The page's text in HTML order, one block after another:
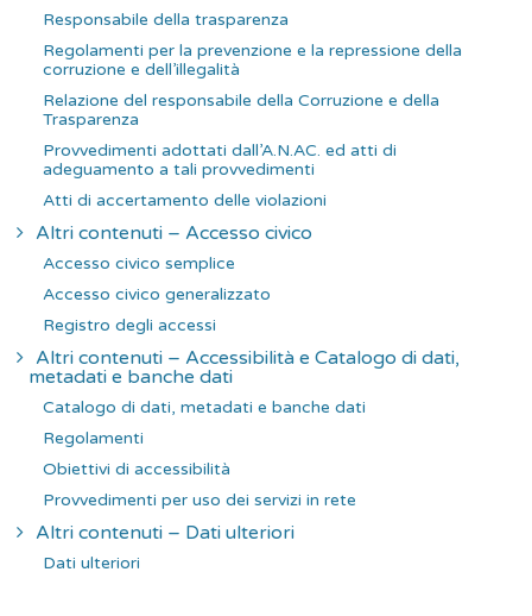
Responsabile della trasparenza
Regolamenti per la prevenzione e la repressione della
corruzione e dell’illegalità
Relazione del responsabile della Corruzione e della
Trasparenza
Provvedimenti adottati dall’A.N.AC. ed atti di
adeguamento a tali provvedimenti
Atti di accertamento delle violazioni
Altri contenuti – Accesso civico
Accesso civico semplice
Accesso civico generalizzato
Registro degli accessi
Altri contenuti – Accessibilità e Catalogo di dati,
metadati e banche dati
Catalogo di dati, metadati e banche dati
Regolamenti
Obiettivi di accessibilità
Provvedimenti per uso dei servizi in rete
Altri contenuti – Dati ulteriori
Dati ulteriori